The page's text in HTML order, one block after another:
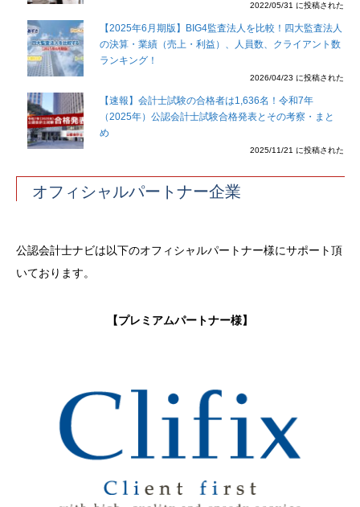
2022/05/31 に投稿された
【2025年6月期版】BIG4監査法人を比較！四大監査法人
の決算・業績（売上・利益）、人員数、クライアント数
ランキング！
2026/04/23 に投稿された
【速報】会計士試験の合格者は1,636名！令和7年
（2025年）公認会計士試験合格発表とその考察・まと
め
2025/11/21 に投稿された
オフィシャルパートナー企業
公認会計士ナビは以下のオフィシャルパートナー様にサポート頂
いております。
【プレミアムパートナー様】